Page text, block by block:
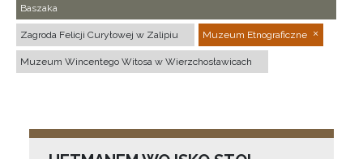
Baszaka
Zagroda Felicji Curyłowej w Zalipiu Muzeum Etnograficzne
Muzeum Wincentego Witosa w Wierzchosławicach